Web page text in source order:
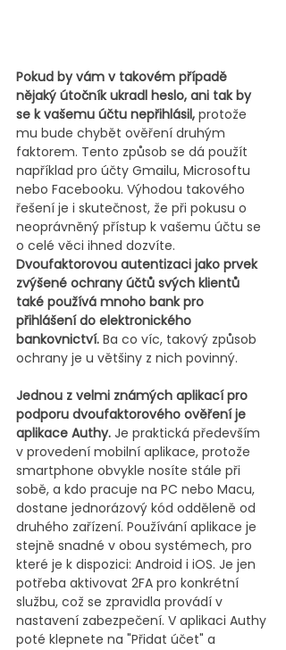
Pokud by vám v takovém případě
nějaký útočník ukradl heslo, ani tak by
se k vašemu účtu nepřihlásil, protože
mu bude chybět ověření druhým
faktorem. Tento způsob se dá použít
například pro účty Gmailu, Microsoftu
nebo Facebooku. Výhodou takového
řešení je i skutečnost, že při pokusu o
neoprávněný přístup k vašemu účtu se
o celé věci ihned dozvíte.
Dvoufaktorovou autentizaci jako prvek
zvýšené ochrany účtů svých klientů
také používá mnoho bank pro
přihlášení do elektronického
bankovnictví. Ba co víc, takový způsob
ochrany je u většiny z nich povinný.
Jednou z velmi známých aplikací pro
podporu dvoufaktorového ověření je
aplikace Authy. Je praktická především
v provedení mobilní aplikace, protože
smartphone obvykle nosíte stále při
sobě, a kdo pracuje na PC nebo Macu,
dostane jednorázový kód odděleně od
druhého zařízení. Používání aplikace je
stejně snadné v obou systémech, pro
které je k dispozici: Android i iOS. Je jen
potřeba aktivovat 2FA pro konkrétní
službu, což se zpravidla provádí v
nastavení zabezpečení. V aplikaci Authy
poté klepnete na "Přidat účet" a